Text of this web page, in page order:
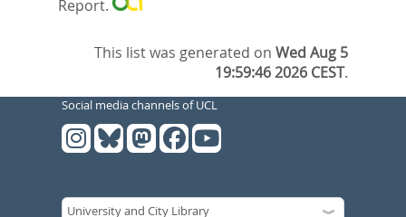
Report.
This list was generated onWed Aug 5
19:59:46 2026 CEST.
Social media channels of UCL